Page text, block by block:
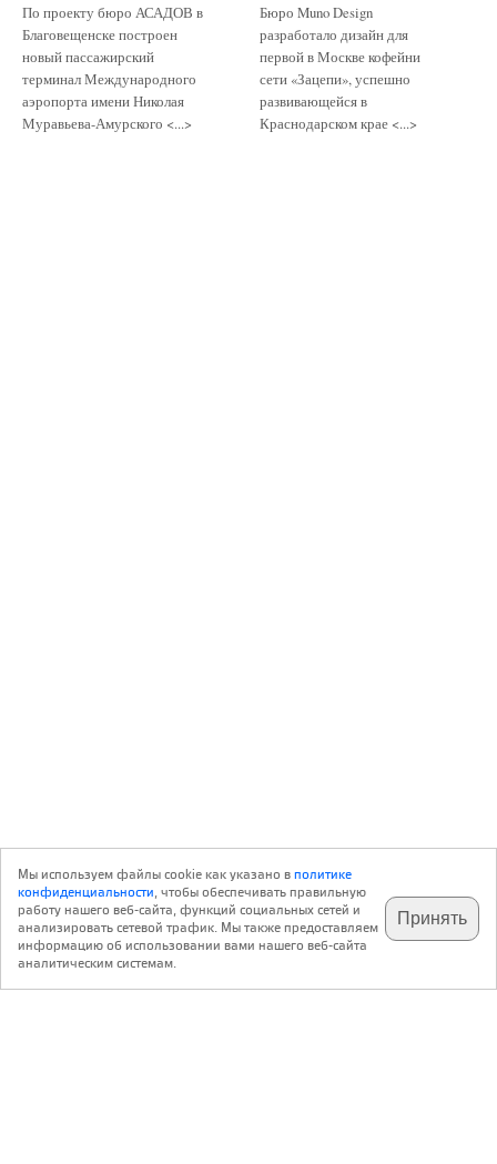
По проекту бюро АСАДОВ в
Благовещенске построен
новый пассажирский
терминал Международного
аэропорта имени Николая
Муравьева-Амурского <...>
Бюро Muno Design
разработало дизайн для
первой в Москве кофейни
сети «Зацепи», успешно
развивающейся в
Краснодарском крае <...>
подпишитесь на наш
телеграм @archi_ru
✕
с 20 июля 1999 г.
Мы используем файлы cookie как указано вполитике
конфиденциальности, чтобы обеспечивать правильную
работу нашего веб-сайта, функций социальных сетей и
анализировать сетевой трафик. Мы также предоставляем
информацию об использовании вами нашего веб-сайта
аналитическим системам.
Принять